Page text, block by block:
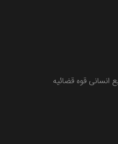
انسانی قوه قضائیه